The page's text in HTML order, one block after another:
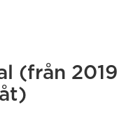
(från 2019